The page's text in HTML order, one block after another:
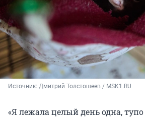
Источник: Дмитрий Толстошеев / MSK1.RU
«Я лежала целый день одна,